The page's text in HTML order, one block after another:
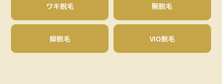
ワキ脱毛 腕脱毛
脚脱毛 VIO脱毛